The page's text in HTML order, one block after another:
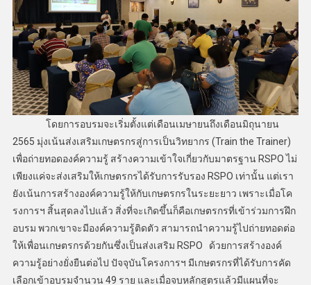
โดยการอบรมจะเริ่มตั้งแต่เดือนเมษายนถึงเดือนมิถุนายน
2565 มุ่งเน้นส่งเสริมเกษตรกรสู่การเป็นวิทยากร (Train the Trainer)
เพื่อถ่ายทอดองค์ความรู้ สร้างความเข้าใจเกี่ยวกับมาตรฐาน RSPO ไม่
เพียงแค่จะส่งเสริมให้เกษตรกรได้รับการรับรอง RSPO เท่านั้น แต่เรา
ยังเน้นการสร้างองค์ความรู้ให้กับเกษตรกรในระยะยาว เพราะเมื่อโค
รงการฯ สิ้นสุดลงไปแล้ว สิ่งที่จะเกิดขึ้นก็คือเกษตรกรที่เข้าร่วมการฝึก
อบรม พวกเขาจะมีองค์ความรู้ติดตัว สามารถนำความรู้ไปถ่ายทอดต่อ
ให้เพื่อนเกษตรกรด้วยกันซึ่งเป็นส่งเสริม RSPO ด้วยการสร้างองค์
ความรู้อย่างยั่งยืนต่อไป ปัจจุบันโครงการฯ มีเกษตรกรที่ได้รับการคัด
เลือกเข้าอบรมจำนวน 49 ราย และเมื่อจบหลักสูตรแล้วมีแผนที่จะ